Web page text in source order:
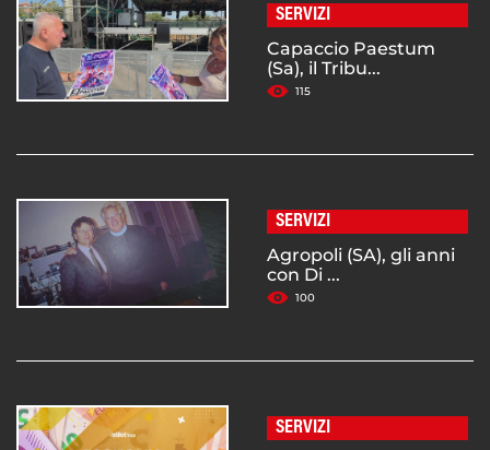
SERVIZI
Capaccio Paestum
(Sa), il Tribu...
115
SERVIZI
Agropoli (SA), gli anni
con Di ...
100
SERVIZI